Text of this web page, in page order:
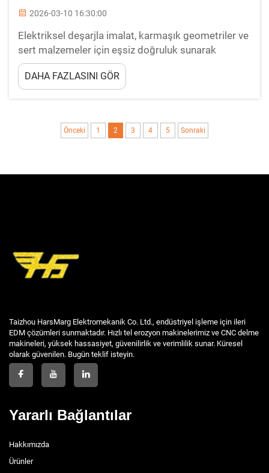
2026-03-10 16:30:00
Elektriksel deşarjla imalat, karmaşık geometriler ve
sert malzemeler için eşsiz doğruluk sunarak
sektörler genelinde hassas imalatı devrim
niteliğinde değiştirmiştir. Mevcut çeşitli EDM
teknolojileri arasında, batırma tipi EDM (sinker
DAHA FAZLASINI GÖR
Önceki 1 2 3 4 5 Sonraki
Taizhou HarsMarg Elektromekanik Co. Ltd., endüstriyel işleme için ileri
EDM çözümleri sunmaktadır. Hızlı tel erozyon makinelerimiz ve CNC delme
makineleri, yüksek hassasiyet, güvenilirlik ve verimlilik sunar. Küresel
olarak güvenilen. Bugün teklif isteyin.
Yararlı Bağlantılar
Hakkımızda
Ürünler